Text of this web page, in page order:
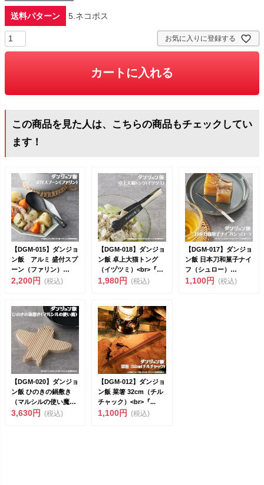
送料パターン 5.ネコポス
お気に入りに登録する
カートに入れる
この商品を見た人は、こちらの商品もチェックしてい
ます！
【DGM-015】ダンジョ
ン飯 アルミ 盛付スプ
ーン（ファリン）
<br>...
2,200円 (税込)
【DGM-018】ダンジョ
ン飯 卓上大猫トング
（イヅツミ）<br>『ダ
ン...
1,980円 (税込)
【DGM-017】ダンジョ
ン飯 日本刀和菓子ナイ
フ（シュロー）
<br>『...
1,100円 (税込)
【DGM-020】ダンジョ
ン飯 ひのきの鍋敷き
（マルシルの使い魔）
<br>...
3,630円 (税込)
【DGM-012】ダンジョ
ン飯 菜箸 32cm（チル
チャック）<br>『...
1,100円 (税込)